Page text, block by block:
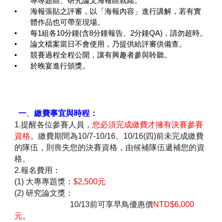
•
海報張貼之評審，以「海報內容」進行講解，若有實
體作品也可帶至現場。
•
每1組各10分鐘(含8分鐘報告、2分鐘QA)，請勿超時。
•
論文檔案當日不會使用，乃提供給評審供備查。
•
競賽過程全程公開，讓有興趣者參與聆聽。
•
於晚宴進行頒獎。
一 、繳費事宜與時程：
1.提醒各位參賽人員，您必須完成繳費才擁有決賽參賽
資格。繳費期間為10/7-10/16。10/16(四)前未完成繳費
的隊伍，則喪失您的決賽資格，由候補隊伍遞補您的資
格。
2.報名費用：
(1) 大專專題獎：$2,500元
(2) 研究論文獎：
10/13前可享早鳥優惠價NTD$6,000
元。